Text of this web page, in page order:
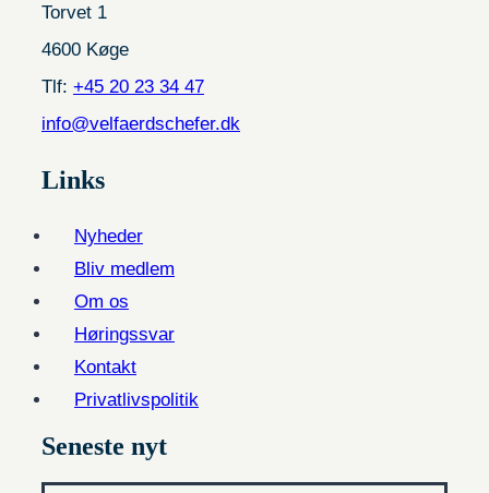
Torvet 1
4600 Køge
Tlf: +45 20 23 34 47
info@velfaerdschefer.dk
Links
Nyheder
Bliv medlem
Om os
Høringssvar
Kontakt
Privatlivspolitik
Seneste nyt